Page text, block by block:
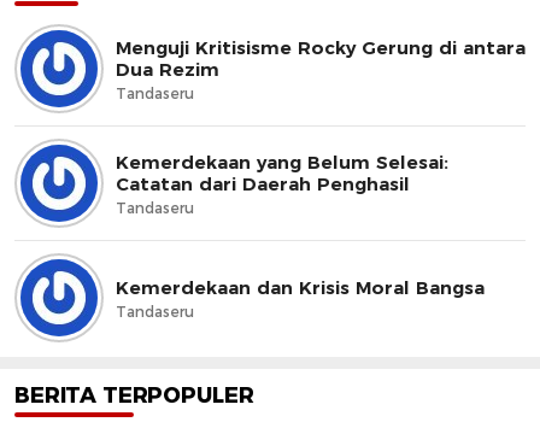
Menguji Kritisisme Rocky Gerung di antara
Dua Rezim
Tandaseru
Kemerdekaan yang Belum Selesai:
Catatan dari Daerah Penghasil
Tandaseru
Kemerdekaan dan Krisis Moral Bangsa
Tandaseru
BERITA TERPOPULER